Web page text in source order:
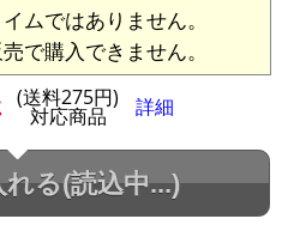
ムではありません。
で購入できません。
(送料275円)
対応商品 詳細
れる(読込中...)